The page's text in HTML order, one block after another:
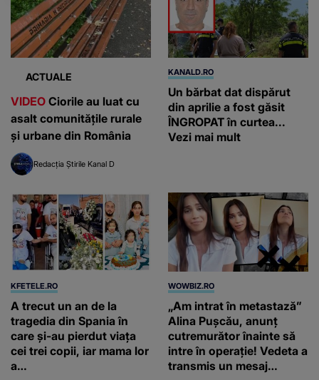
ACTUALE
VIDEO Ciorile au luat cu
asalt comunitățile rurale
și urbane din România
Redacția Știrile Kanal D
KANALD.RO
Un bărbat dat dispărut
din aprilie a fost găsit
ÎNGROPAT în curtea...
Vezi mai mult
KFETELE.RO
A trecut un an de la
tragedia din Spania în
care și-au pierdut viața
cei trei copii, iar mama lor
a…
WOWBIZ.RO
„Am intrat în metastază”
Alina Pușcău, anunț
cutremurător înainte să
intre în operație! Vedeta a
transmis un mesaj